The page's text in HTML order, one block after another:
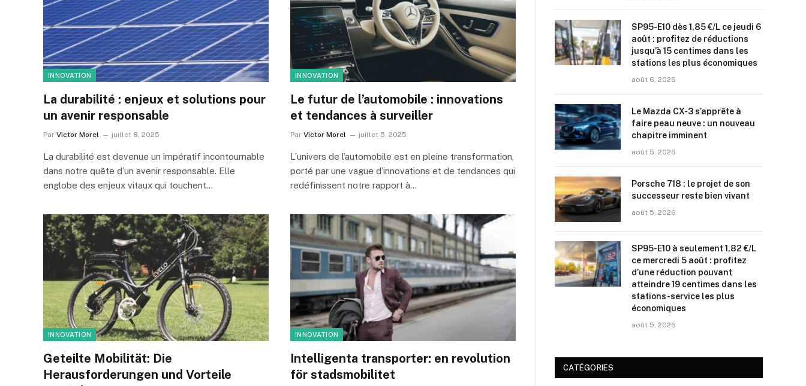
INNOVATION
La durabilité : enjeux et solutions pour
un avenir responsable
Par Victor Morel juillet 8, 2025
La durabilité est devenue un impératif incontournable
dans notre quête d’un avenir responsable. Elle
englobe des enjeux vitaux qui touchent…
INNOVATION
Le futur de l’automobile : innovations
et tendances à surveiller
Par Victor Morel juillet 5, 2025
L’univers de l’automobile est en pleine transformation,
porté par une vague d’innovations et de tendances qui
redéfinissent notre rapport à…
INNOVATION
Geteilte Mobilität: Die
Herausforderungen und Vorteile
INNOVATION
Intelligenta transporter: en revolution
för stadsmobilitet
SP95-E10 dès 1,85 €/L ce jeudi 6
août : profitez de réductions
jusqu’à 15 centimes dans les
stations les plus économiques
août 6, 2026
Le Mazda CX-3 s’apprête à
faire peau neuve : un nouveau
chapitre imminent
août 5, 2026
Porsche 718 : le projet de son
successeur reste bien vivant
août 5, 2026
SP95-E10 à seulement 1,82 €/L
ce mercredi 5 août : profitez
d’une réduction pouvant
atteindre 19 centimes dans les
stations-service les plus
économiques
août 5, 2026
CATÉGORIES